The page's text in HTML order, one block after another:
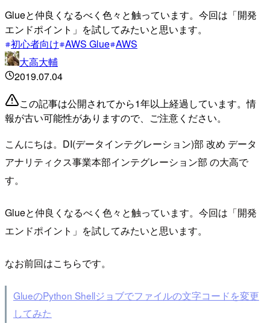
Glueと仲良くなるべく色々と触っています。今回は「開発
エンドポイント」を試してみたいと思います。
初心者向け AWS Glue AWS
大高大輔
2019.07.04
この記事は公開されてから1年以上経過しています。情
報が古い可能性がありますので、ご注意ください。
こんにちは。DI(データインテグレーション)部 改め データ
アナリティクス事業本部インテグレーション部 の大高で
す。
Glueと仲良くなるべく色々と触っています。今回は「開発
エンドポイント」を試してみたいと思います。
なお前回はこちらです。
GlueのPython Shellジョブでファイルの文字コードを変更
してみた